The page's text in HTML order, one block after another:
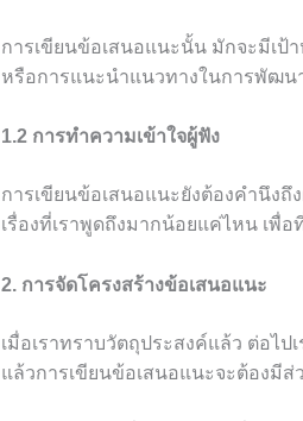
การเขียนข้อเสนอแนะนั้น มักจะมีเป้
หรือการแนะนำแนวทางในการพัฒ
1.2 การทำความเข้าใจผู้ฟัง
การเขียนข้อเสนอแนะยังต้องคำนึง
เรื่องที่เราพูดถึงมากน้อยแค่ไหน เพื่
2. การจัดโครงสร้างข้อเสนอแนะ
เมื่อเราทราบวัตถุประสงค์แล้ว ต่อไ
แล้วการเขียนข้อเสนอแนะจะต้องมี